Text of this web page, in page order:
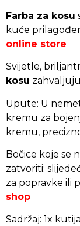
Farba za kosu
kuće
online store
Svijetle,
kosu
Upute: U
kremu za
kremu,
Bočice koje se
zatvoriti:
za popravke ili
shop
Sadržaj: 1x kutija